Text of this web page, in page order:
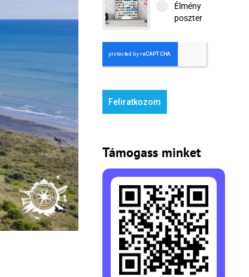
Élmény
poszter
Feliratkozom
Támogass minket